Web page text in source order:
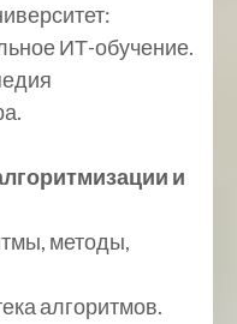
ИТ-обучение.
и
методы,
алгоритмов.